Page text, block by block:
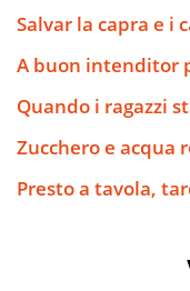
Salvar la capra e i
A buon intenditor
Quando i ragazzi
Zucchero e acqua
Presto a tavola,